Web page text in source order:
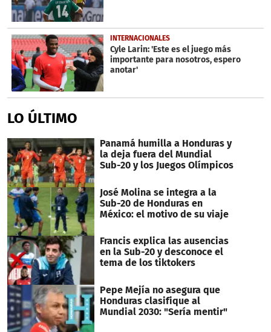
INTERNACIONALES
Cyle Larin: 'Este es el juego más
importante para nosotros, espero
anotar'
LO ÚLTIMO
Panamá humilla a Honduras y
la deja fuera del Mundial
Sub-20 y los Juegos Olímpicos
José Molina se integra a la
Sub-20 de Honduras en
México: el motivo de su viaje
Francis explica las ausencias
en la Sub-20 y desconoce el
tema de los tiktokers
Pepe Mejía no asegura que
Honduras clasifique al
Mundial 2030: "Sería mentir"